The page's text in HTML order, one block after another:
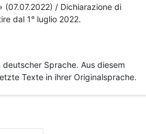
(07.07.2022) / Dichiarazione di
dal 1° luglio 2022.
Sprache. Aus diesem
Texte in ihrer Originalsprache.